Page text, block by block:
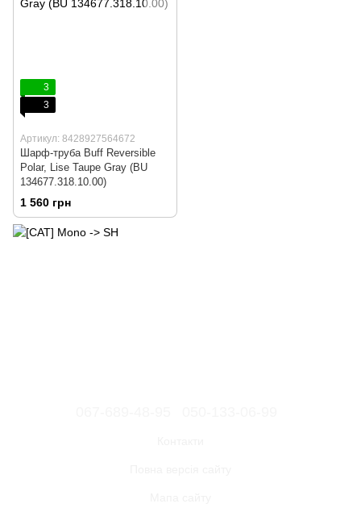
3
3
Артикул: 8428927564672
Шарф-труба Buff Reversible
Polar, Lise Taupe Gray (BU
134677.318.10.00)
1 560 грн